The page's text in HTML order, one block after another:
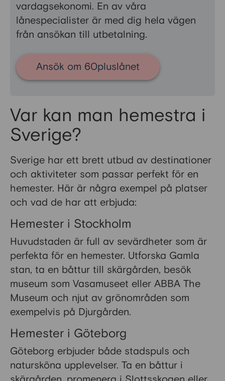
vardagsekonomi. En av våra
lånespecialister är med dig hela vägen
från ansökan till utbetalning.
Ansök om 60pluslånet
Var kan man hemestra i
Sverige?
Sverige har ett brett utbud av destinationer
och aktiviteter som passar perfekt för en
hemester. Här är några exempel på platser
och vad de har att erbjuda:
Hemester i Stockholm
Huvudstaden är full av sevärdheter som är
perfekta för en hemester. Utforska Gamla
stan, ta en båttur till skärgården, besök
museum som Vasamuseet eller ABBA The
Museum och njut av grönområden som
exempelvis på Djurgården.
Hemester i Göteborg
Göteborg erbjuder både stadspuls och
natursköna upplevelser. Ta en båttur i